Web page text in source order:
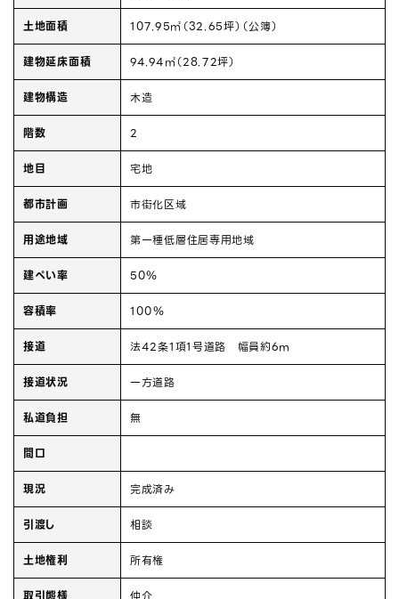
土地面積 107.95㎡（32.65坪）（公簿）
建物延床面積 94.94㎡（28.72坪）
建物構造 木造
階数 2
地目 宅地
都市計画 市街化区域
用途地域 第一種低層住居専用地域
建ぺい率 50％
容積率 100％
接道 法42条1項1号道路 幅員約6ｍ
接道状況 一方道路
私道負担 無
間口
現況 完成済み
引渡し 相談
土地権利 所有権
取引態様 仲介